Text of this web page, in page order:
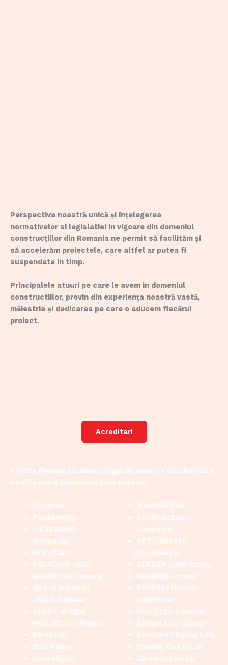
Perspectiva noastră unică și înțelegerea
normativelor si legislatiei in vigoare din domeniul
construcțiilor din Romania ne permit să facilităm și
să accelerăm proiectele, care altfel ar putea fi
suspendate in timp.
Principalele atuuri pe care le avem in domeniul
constructiilor, provin din experiența noastră vastă,
măiestria și dedicarea pe care o aducem fiecărui
proiect.
Acreditari
Printre firmele cu care compania noastra colaboreaza
se afla nume binecunoscute precum:
Christie;
Panasonic;
LIESEGANG-
Germania;
RCF-Italia;
POLYCOM-USA;
SAMSUNG-Coreea;
AKG-Germania;
JEDIA-Coreea;
APART-Belgia;
PROJECTA-Olanda;
Romstal;
Black Sea;
Consolight;
MACKIE-SUA;
SENNHEISER-
Germania;
ARTCOUSTIC-
Danemarca;
SCREEN LINE-Italia;
KRAMER-Israel;
BEYERDYNAMIC-
Germania;
ROBOTEL-Canada;
ABSEN LED China;
Shenzhen Retop LED;
Display Co LTD. B;
Cinemeccanica;